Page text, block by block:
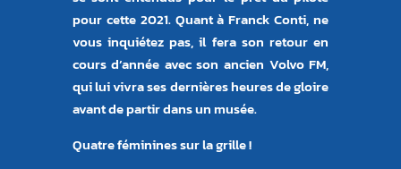
pour cette 2021. Quant à Franck Conti, ne
vous inquiétez pas, il fera son retour en
cours d’année avec son ancien Volvo FM,
qui lui vivra ses dernières heures de gloire
avant de partir dans un musée.
Quatre féminines sur la grille !